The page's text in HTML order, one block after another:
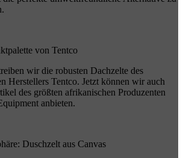
von Tentco
wir die robusten Dachzelte des
Herstellers Tentco. Jetzt können wir auch
des größten afrikanischen Produzenten
anbieten.
Duschzelt aus Canvas